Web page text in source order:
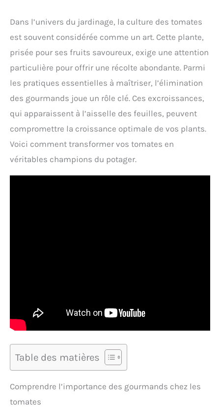
Dans l’univers du jardinage, la culture des tomates
est souvent considérée comme un art. Cette plante,
prisée pour ses fruits savoureux, exige une attention
particulière pour offrir une récolte abondante. Parmi
les pratiques essentielles à maîtriser, l’élimination
des gourmands joue un rôle clé. Ces excroissances,
qui apparaissent à l’aisselle des feuilles, peuvent
compromettre la croissance optimale de vos plants.
Voici comment transformer vos tomates en
véritables champions du potager.
Table des matières
Comprendre l’importance des gourmands chez les
tomates